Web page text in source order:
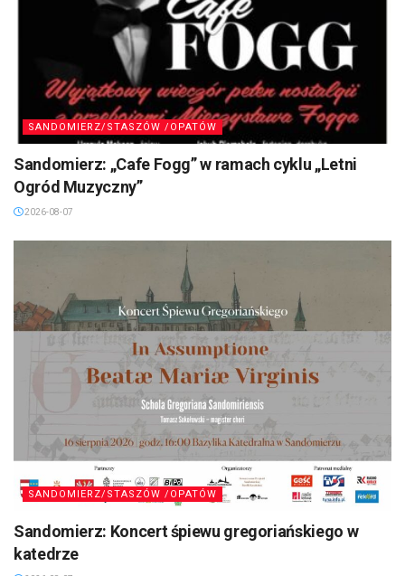
SANDOMIERZ/STASZÓW /OPATÓW
Sandomierz: „Cafe Fogg” w ramach cyklu „Letni
Ogród Muzyczny”
2026-08-07
SANDOMIERZ/STASZÓW /OPATÓW
Sandomierz: Koncert śpiewu gregoriańskiego w
katedrze